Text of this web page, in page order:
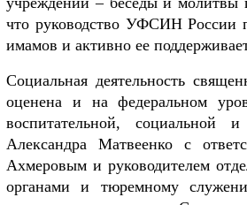
что руководство УФСИН России
имамов и активно ее
Социальная деятельность
оценена и на федеральном
воспитательной, социальной
Александра Матвеенко с
Ахмеровым и руководителем
органами и тюремному